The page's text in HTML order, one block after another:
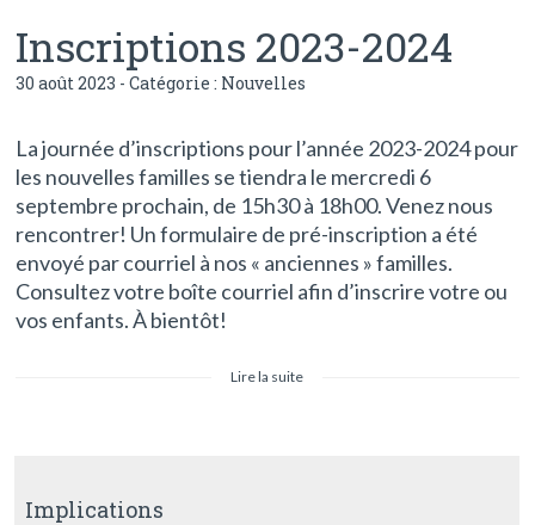
Inscriptions 2023-2024
30 août 2023 - Catégorie : Nouvelles
La journée d’inscriptions pour l’année 2023-2024 pour
les nouvelles familles se tiendra le mercredi 6
septembre prochain, de 15h30 à 18h00. Venez nous
rencontrer! Un formulaire de pré-inscription a été
envoyé par courriel à nos « anciennes » familles.
Consultez votre boîte courriel afin d’inscrire votre ou
vos enfants. À bientôt!
Lire la suite
Implications